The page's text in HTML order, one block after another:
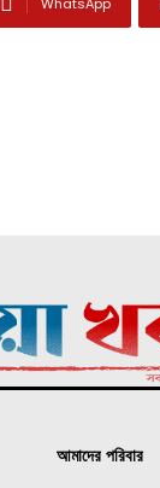
আমাদের পরিবার